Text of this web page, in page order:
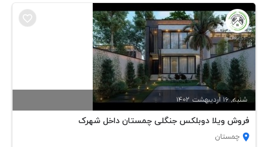
شنبه, 16 ارديبهشت 1402
فروش ویلا دوبلکس جنگلی چمستان داخل شهرک
چمستان